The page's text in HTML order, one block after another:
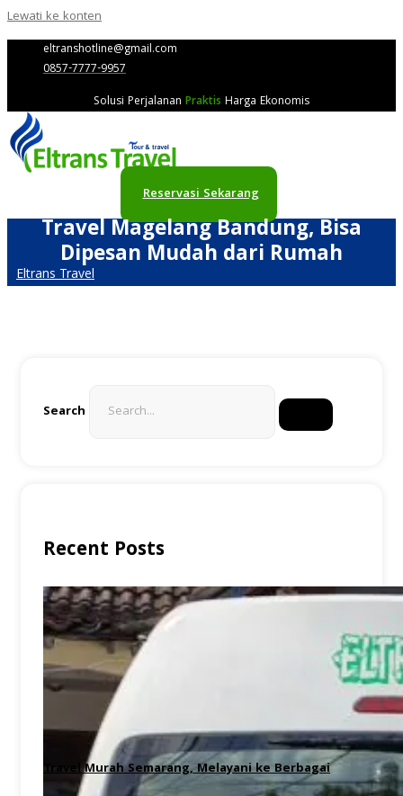
Lewati ke konten
eltranshotline@gmail.com
0857-7777-9957
Solusi Perjalanan Praktis Harga Ekonomis
Reservasi Sekarang
Travel Magelang Bandung, Bisa
Dipesan Mudah dari Rumah
Eltrans Travel
Search
Recent Posts
Travel Murah Semarang, Melayani ke Berbagai